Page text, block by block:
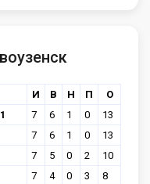
И В Н П
О
7 6 1 0
13
7 6 1 0
13
7 5 0 2
10
7 4 0 3
8